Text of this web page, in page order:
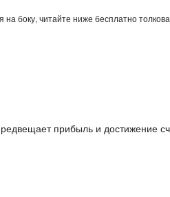
на боку, читайте ниже бесплатно
прибыль и достижение